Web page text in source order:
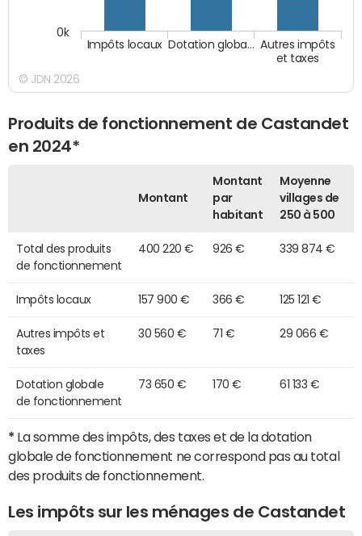
Autres impôts
et taxes
Dotation globa…
Impôts locaux
0k
© JDN 2026
Produits de fonctionnement de Castandet
en 2024*
Montant
Montant
par
habitant
Moyenne
villages de
250 à 500
Total des produits
de fonctionnement
400 220 € 926 € 339 874 €
Impôts locaux 157 900 € 366 € 125 121 €
Autres impôts et
taxes
30 560 € 71 € 29 066 €
Dotation globale
de fonctionnement
73 650 € 170 € 61 133 €
* La somme des impôts, des taxes et de la dotation
globale de fonctionnement ne correspond pas au total
des produits de fonctionnement.
Les impôts sur les ménages de Castandet